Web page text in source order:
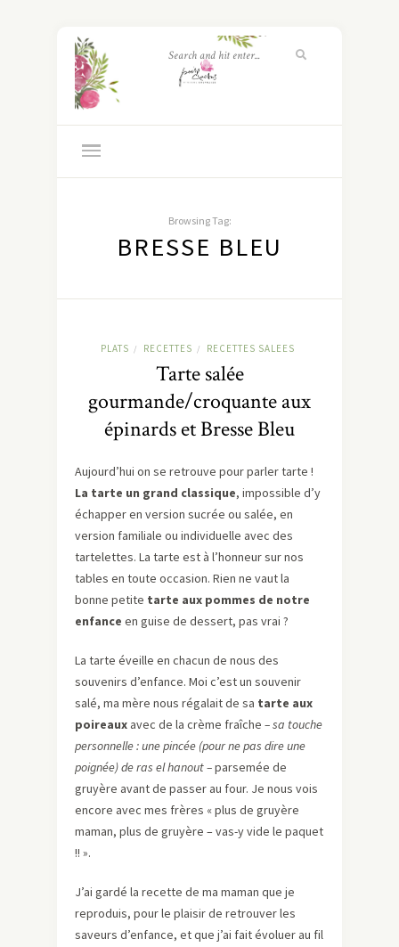
Browsing Tag:
BRESSE BLEU
PLATS / RECETTES / RECETTES SALEES
Tarte salée
gourmande/croquante aux
épinards et Bresse Bleu
Aujourd’hui on se retrouve pour parler tarte !
La tarte un grand classique, impossible d’y
échapper en version sucrée ou salée, en
version familiale ou individuelle avec des
tartelettes. La tarte est à l’honneur sur nos
tables en toute occasion. Rien ne vaut la
bonne petite tarte aux pommes de notre
enfance en guise de dessert, pas vrai ?
La tarte éveille en chacun de nous des
souvenirs d’enfance. Moi c’est un souvenir
salé, ma mère nous régalait de sa tarte aux
poireaux avec de la crème fraîche – sa touche
personnelle : une pincée (pour ne pas dire une
poignée) de ras el hanout –parsemée de
gruyère avant de passer au four. Je nous vois
encore avec mes frères « plus de gruyère
maman, plus de gruyère – vas-y vide le paquet
!! ».
J’ai gardé la recette de ma maman que je
reproduis, pour le plaisir de retrouver les
saveurs d’enfance, et que j’ai fait évoluer au fil